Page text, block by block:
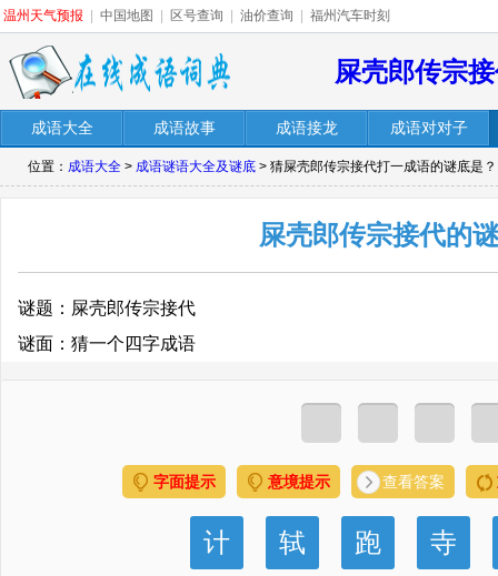
温州天气预报 中国地图 区号查询 油价查询 福州汽车时刻
屎壳郎传宗
成语大全 成语故事 成语接龙 成语对对子
位置： 成语大全 > 成语谜语大全及谜底 > 猜屎壳郎传宗接代打一成语的谜底是？
屎壳郎传宗接代的
谜题：屎壳郎传宗接代
谜面：猜一个四字成语
字面提示 意境提示 查看答案
计 轼 跑 寺